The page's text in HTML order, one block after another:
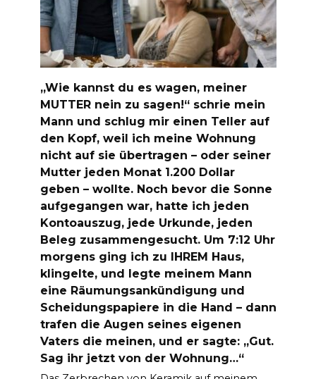
„Wie kannst du es wagen, meiner
MUTTER nein zu sagen!“ schrie mein
Mann und schlug mir einen Teller auf
den Kopf, weil ich meine Wohnung
nicht auf sie übertragen – oder seiner
Mutter jeden Monat 1.200 Dollar
geben – wollte. Noch bevor die Sonne
aufgegangen war, hatte ich jeden
Kontoauszug, jede Urkunde, jeden
Beleg zusammengesucht. Um 7:12 Uhr
morgens ging ich zu IHREM Haus,
klingelte, und legte meinem Mann
eine Räumungsankündigung und
Scheidungspapiere in die Hand – dann
trafen die Augen seines eigenen
Vaters die meinen, und er sagte: „Gut.
Sag ihr jetzt von der Wohnung…“